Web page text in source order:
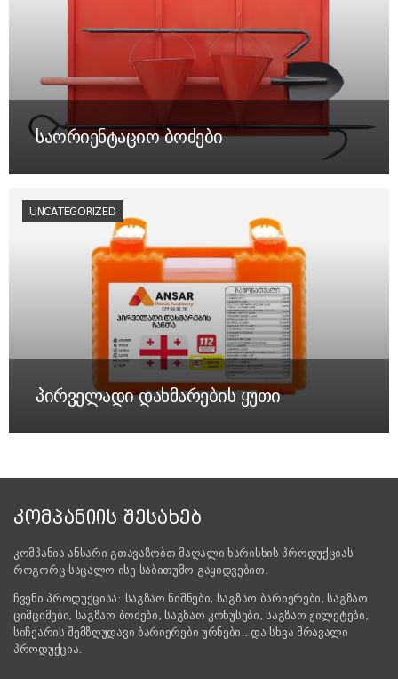
საორიენტაციო ბოძები
პირველადი დახმარების ყუთი
UNCATEGORIZED
ᲙᲝᲛᲞᲐᲜᲘᲘᲡ ᲨᲔᲡᲐᲮᲔᲑ
კომპანია ანსარი გთავაზობთ მაღალი ხარისხის პროდუქციას
როგორც საცალო ისე საბითუმო გაყიდვებით.
ჩვენი პროდუქციაა: საგზაო ნიშნები, საგზაო ბარიერები, საგზაო
ციმციმები, საგზაო ბოძები, საგზაო კონუსები, საგზაო ჟილეტები,
სიჩქარის შემზღუდავი ბარიერები ურნები.. და სხვა მრავალი
პროდუქცია.